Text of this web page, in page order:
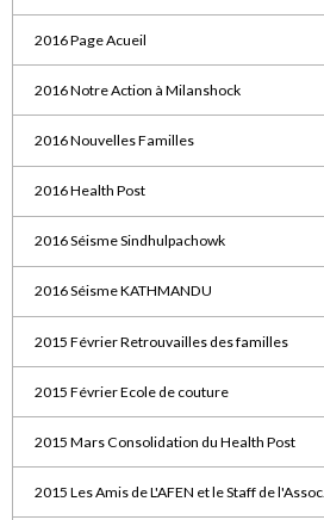
2016 Page Acueil
2016 Notre Action à Milanshock
2016 Nouvelles Familles
2016 Health Post
2016 Séisme Sindhulpachowk
2016 Séisme KATHMANDU
2015 Février Retrouvailles des familles
2015 Février Ecole de couture
2015 Mars Consolidation du Health Post
2015 Les Amis de L'AFEN et le Staff de l'Assoc.